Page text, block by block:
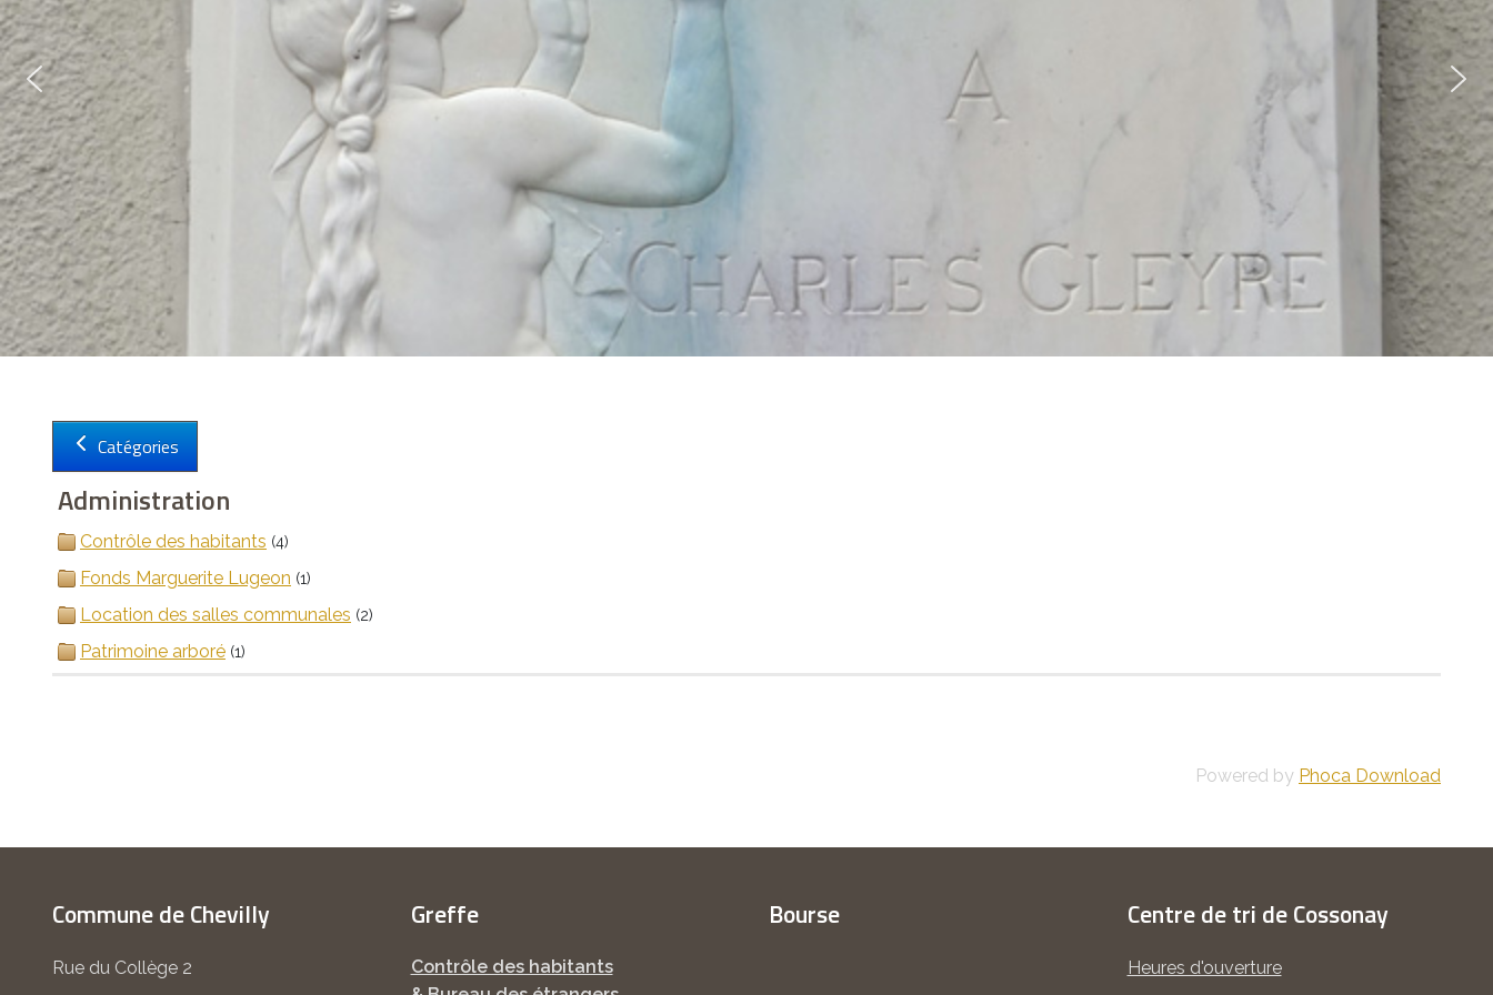
Catégories
Administration
Contrôle des habitants (4)
Fonds Marguerite Lugeon (1)
Location des salles communales (2)
Patrimoine arboré (1)
Powered by Phoca Download
Commune de Chevilly
Rue du Collège 2
Greffe
Contrôle des habitants
Bourse Centre de tri de Cossonay
Heures d'ouverture
Sign in with a passkey
Connexion